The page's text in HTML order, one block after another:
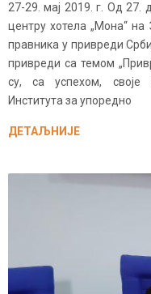
27-29. мај 2019. г. Од 27.
центру хотела „Мона“
правника у привреди
привреди са темом
су, са успехом, своје
Института за упоредно
ДЕТАЉНИЈЕ